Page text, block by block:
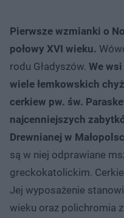
Pierwsze wzmianki o
połowy XVI wieku.
rodu Gładyszów. We
wiele łemkowskich
cerkiew pw. św.
najcenniejszych
Drewnianej w
są w niej odprawiane
greckokatolickim.
Jej wyposażenie
wieku oraz polichromia